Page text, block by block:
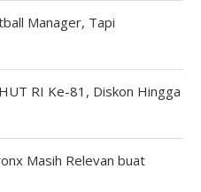
Manager, Tapi
RI Ke-81, Diskon Hingga
Masih Relevan buat